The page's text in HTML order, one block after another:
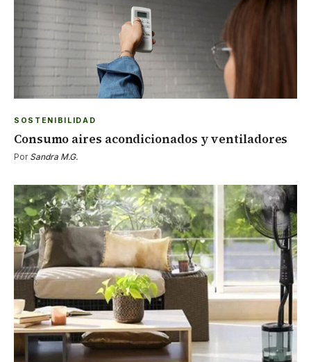
SOSTENIBILIDAD
Consumo aires acondicionados y ventiladores
Por Sandra M.G.